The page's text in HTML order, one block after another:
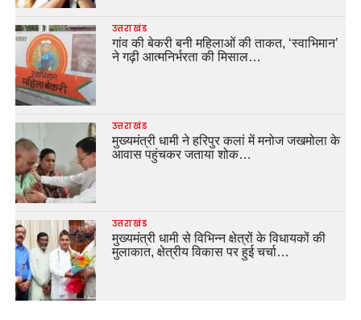
उत्तराखंड
गांव की बेकरी बनी महिलाओं की ताकत, ‘स्वाभिमान’
ने गढ़ी आत्मनिर्भरता की मिसाल…
उत्तराखंड
मुख्यमंत्री धामी ने हरिपुर कलां में मनोज जखमोला के
आवास पहुंचकर जताया शोक…
उत्तराखंड
मुख्यमंत्री धामी से विभिन्न क्षेत्रों के विधायकों की
मुलाकात, क्षेत्रीय विकास पर हुई चर्चा…